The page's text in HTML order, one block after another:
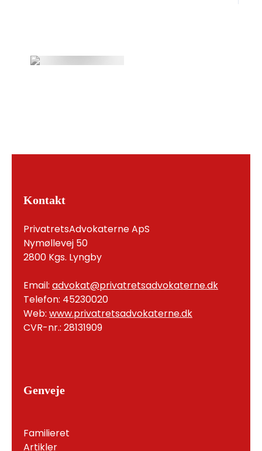
Kontakt
PrivatretsAdvokaterne ApS
Nymøllevej 50
2800 Kgs. Lyngby
Email: advokat@privatretsadvokaterne.dk
Telefon: 45230020
Web: www.privatretsadvokaterne.dk
CVR-nr.: 28131909
Genveje
Familieret
Artikler